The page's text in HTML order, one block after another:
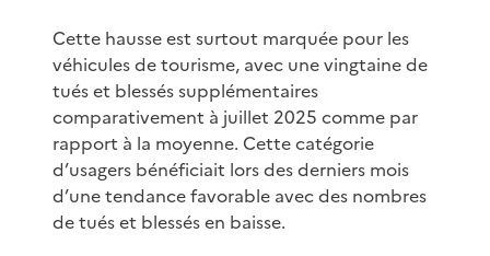
Cette hausse est surtout marquée pour les
véhicules de tourisme, avec une vingtaine de
tués et blessés supplémentaires
comparativement à juillet 2025 comme par
rapport à la moyenne. Cette catégorie
d’usagers bénéficiait lors des derniers mois
d’une tendance favorable avec des nombres
de tués et blessés en baisse.